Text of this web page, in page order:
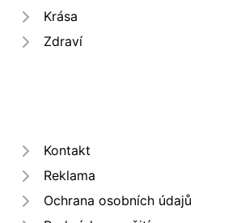
Krása
Zdraví
Kontakt
Reklama
Ochrana osobních údajů